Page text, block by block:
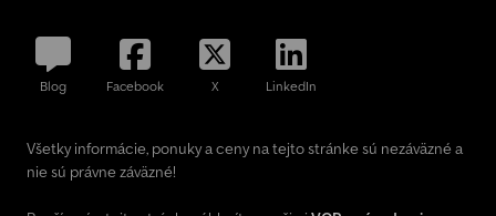
Blog Facebook X LinkedIn
Všetky informácie, ponuky a ceny na tejto stránke sú nezáväzné a
nie sú právne záväzné!